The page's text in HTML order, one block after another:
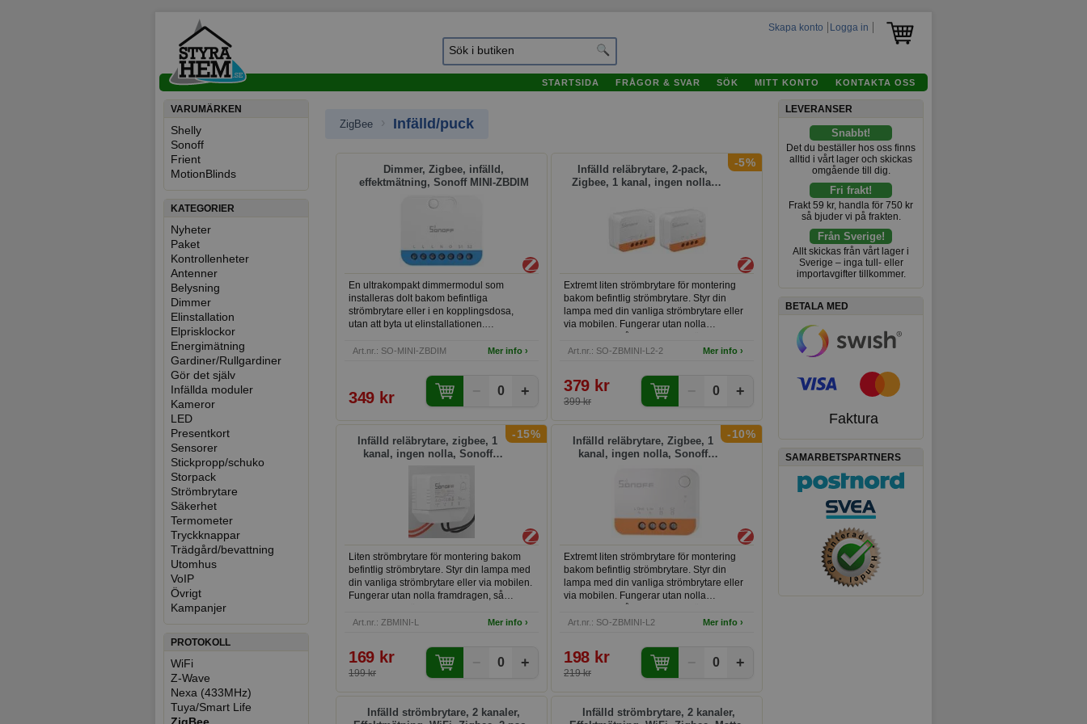
Skapa konto Logga in
STARTSIDA FRÅGOR & SVAR SÖK MITT KONTO KONTAKTA OSS
VARUMÄRKEN
Shelly
Sonoff
Frient
MotionBlinds
KATEGORIER
Nyheter
Paket
Kontrollenheter
Antenner
Belysning
Dimmer
Elinstallation
Elprisklockor
Energimätning
Gardiner/Rullgardiner
Gör det själv
Infällda moduler
Kameror
LED
Presentkort
Sensorer
Stickpropp/schuko
Storpack
Strömbrytare
Säkerhet
Termometer
Tryckknappar
Trädgård/bevattning
Utomhus
VoIP
Övrigt
Kampanjer
PROTOKOLL
WiFi
Z-Wave
Nexa (433MHz)
Tuya/Smart Life
ZigBee › Infälld/puck
Infälld/puck
Dimmer, Zigbee, infälld,
effektmätning, Sonoff MINI-ZBDIM
En ultrakompakt dimmermodul som
installeras dolt bakom befintliga
strömbrytare eller i en kopplingsdosa,
utan att byta ut elinstallationen.
ljusstyrning med mjuk och flimmerfri
vill kunna styra belysningen via app,
tidsscheman eller röstkommandon utan att
bygga om. Fungerar med de flesta
glödlampor. Passar hemmaentusiaster
och smarta hem-byggar som vill
uppgradera sin belysning enkelt och
Art.nr.: SO-MINI-ZBDIM Mer info ›
349 kr 0 +
-5%
Infälld reläbrytare, 2-pack,
Zigbee, 1 kanal, ingen nolla,
Extremt liten strömbrytare för montering
bakom befintlig strömbrytare. Styr din
lampa med din vanliga strömbrytare eller
via mobilen. Fungerar utan nolla
framdragen, så passar alla strömbrytare.
Art.nr.: SO-ZBMINI-L2-2 Mer info ›
379 kr
399 kr
0 +
-15%
Infälld reläbrytare, zigbee, 1
kanal, ingen nolla, Sonoff
Liten strömbrytare för montering bakom
befintlig strömbrytare. Styr din lampa med
din vanliga strömbrytare eller via mobilen.
Fungerar utan nolla framdragen, så
Art.nr.: ZBMINI-L Mer info ›
169 kr
199 kr
0 +
-10%
Infälld reläbrytare, Zigbee, 1
kanal, ingen nolla, Sonoff
Extremt liten strömbrytare för montering
bakom befintlig strömbrytare. Styr din
lampa med din vanliga strömbrytare eller
via mobilen. Fungerar utan nolla
framdragen, så passar alla strömbrytare.
Art.nr.: SO-ZBMINI-L2 Mer info ›
198 kr
219 kr
0 +
Infälld strömbrytare, 2 kanaler,
Infälld strömbrytare, 2 kanaler,
LEVERANSER
Snabbt!
Det du beställer hos oss finns
alltid i vårt lager och skickas
omgående till dig.
Fri frakt!
Frakt 59 kr, handla för 750 kr
så bjuder vi på frakten.
Från Sverige!
Allt skickas från vårt lager i
Sverige – inga tull- eller
importavgifter tillkommer.
BETALA MED
Faktura
SAMARBETSPARTNERS